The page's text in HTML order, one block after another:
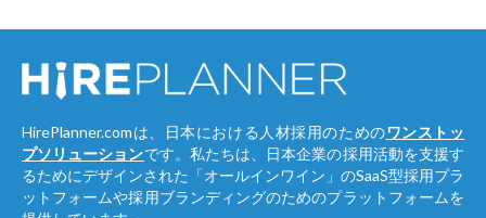
HirePlanner.comは、日本における人材採用のためのワンストッ
プソリューションです。私たちは、日本企業の採用活動を支援す
るためにデザインされた「オールインワイン」のSaaS型採用プラ
ットフォームや採用ブランディングのためのプラットフォームを